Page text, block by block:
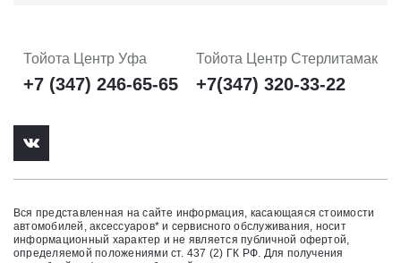
Тойота Центр Уфа
+7 (347) 246-65-65
Тойота Центр Стерлитамак
+7(347) 320-33-22
Вся представленная на сайте информация, касающаяся стоимости
автомобилей, аксессуаров* и сервисного обслуживания, носит
информационный характер и не является публичной офертой,
определяемой положениями ст. 437 (2) ГК РФ. Для получения